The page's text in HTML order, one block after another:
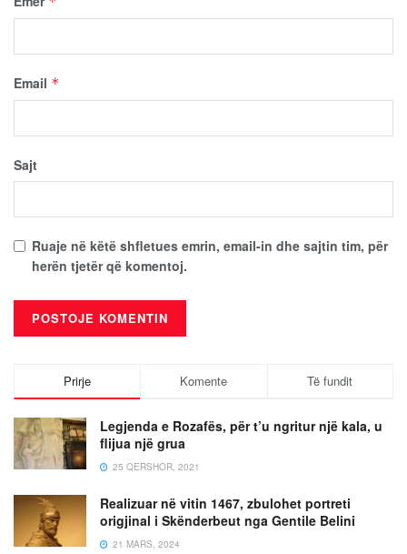
Email *
Sajt
Ruaje në këtë shfletues emrin, email-in dhe sajtin tim, për
herën tjetër që komentoj.
Prirje Komente Të fundit
Legjenda e Rozafës, për t’u ngritur një kala, u
flijua një grua
25 QERSHOR, 2021
Realizuar në vitin 1467, zbulohet portreti
origjinal i Skënderbeut nga Gentile Belini
21 MARS, 2024